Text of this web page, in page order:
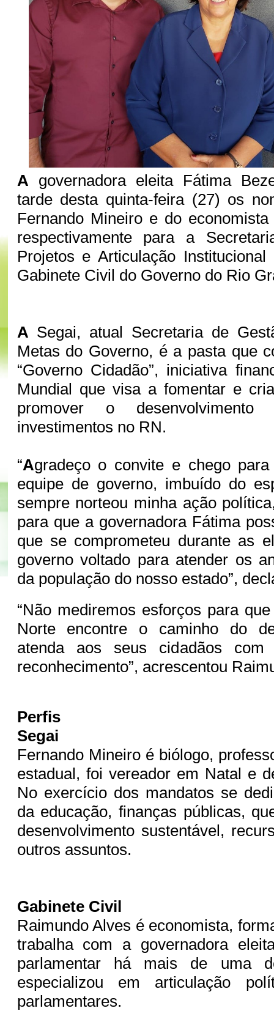
A governadora eleita Fátima
tarde desta quinta-feira (27) os
Fernando Mineiro e do
respectivamente para a
Projetos e Articulação
Gabinete Civil do Governo do Rio
A Segai, atual Secretaria de
Metas do Governo, é a pasta que
“Governo Cidadão”, iniciativa
Mundial que visa a fomentar e
promover o
investimentos no RN.
“Agradeço o convite e chego
equipe de governo, imbuído do
sempre norteou minha ação
para que a governadora Fátima
que se comprometeu durante as
governo voltado para atender os
da população do nosso estado”,
“Não mediremos esforços para
Norte encontre o caminho do
atenda aos seus cidadãos com
reconhecimento”, acrescentou
Perfis
Segai
Fernando Mineiro é biólogo,
estadual, foi vereador em Natal e
No exercício dos mandatos se
da educação, finanças públicas,
desenvolvimento sustentável,
outros assuntos.
Gabinete Civil
Raimundo Alves é economista,
trabalha com a governadora
parlamentar há mais de uma
especializou em articulação
parlamentares.